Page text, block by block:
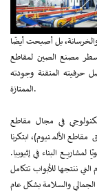
والخرسانة، بل أصبحت أيضًا
سطر مصنع الصين لمقاطع
حرفيته المتقنة وجودته
الممتازة.
في مجال مقاطع
الألمنيوم)، ابتكرنا
البناء في إثيوبيا.
ننتجها للأبواب تتكامل